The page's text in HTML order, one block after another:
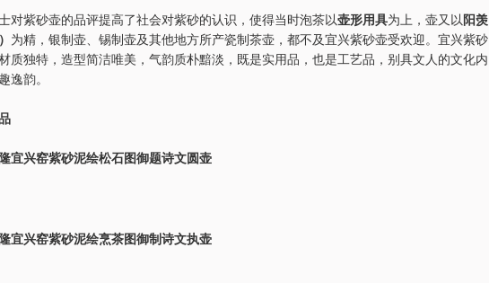
对紫砂壶的品评提高了社会对紫砂的认识，使得当时泡茶以壶形用具为上，壶又以阳羡
为精，银制壶、锡制壶及其他地方所产瓷制茶壶，都不及宜兴紫砂壶受欢迎。宜兴紫砂
质独特，造型简洁唯美，气韵质朴黯淡，既是实用品，也是工艺品，别具文人的文化内
逸韵。
宜兴窑紫砂泥绘松石图御题诗文圆壶
宜兴窑紫砂泥绘烹茶图御制诗文执壶